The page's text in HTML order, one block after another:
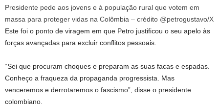
Presidente pede aos jovens e à população rural que votem em
massa para proteger vidas na Colômbia – crédito @petrogustavo/X
Este foi o ponto de viragem em que Petro justificou o seu apelo às
forças avançadas para excluir conflitos pessoais.
“Sei que procuram choques e preparam as suas facas e espadas.
Conheço a fraqueza da propaganda progressista. Mas
venceremos e derrotaremos o fascismo”, disse o presidente
colombiano.